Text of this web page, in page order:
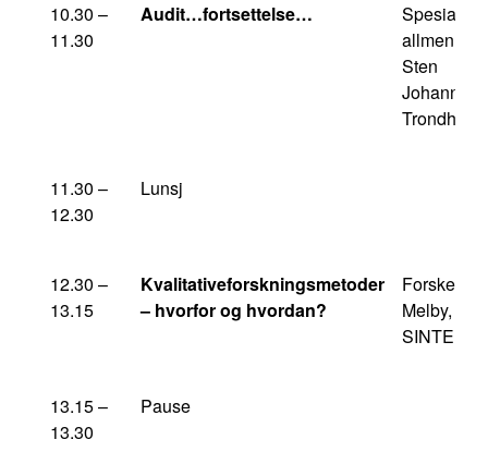
10.30 –
11.30
Audit…fortsettelse…
Spesialist i
Sten
Trondheim
11.30 –
12.30
Lunsj
12.30 –
13.15
Kvalitativeforskningsmetoder
– hvorfor og hvordan?
Forsker
Melby,
SINTEF/
13.15 –
13.30
Pause